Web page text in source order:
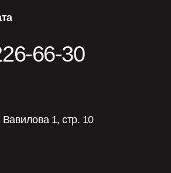
66-30
Вавилова 1, стр. 10